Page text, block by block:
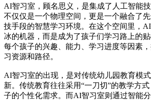
AI智习室，顾名思义，是集成了人工智能
不仅仅是一个物理空间，更是一个融合了
技手段的智慧学习环境。在这个空间里，
冰的机器，而是成为了孩子们学习路上的
每个孩子的兴趣、能力、学习进度等因素
习资源和路径。
AI智习室的出现，是对传统幼儿园教育模
新。传统教育往往采用“一刀切”的教学方
子的个性化需求。而AI智习室则通过智能